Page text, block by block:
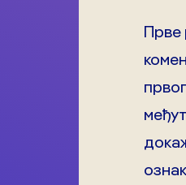
Прве